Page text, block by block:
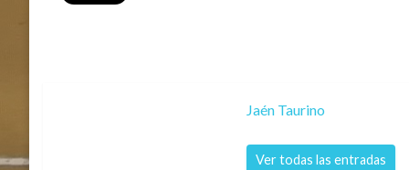
Jaén Taurino
Ver todas las entradas